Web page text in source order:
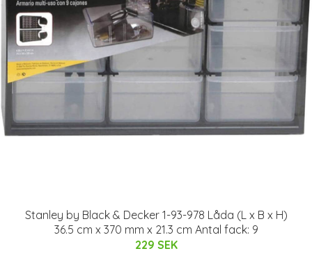
Stanley by Black & Decker 1-93-978 Låda (L x B x H)
36.5 cm x 370 mm x 21.3 cm Antal fack: 9
229 SEK